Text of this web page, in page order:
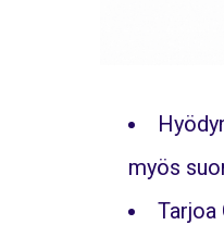
myös
Tarjoa